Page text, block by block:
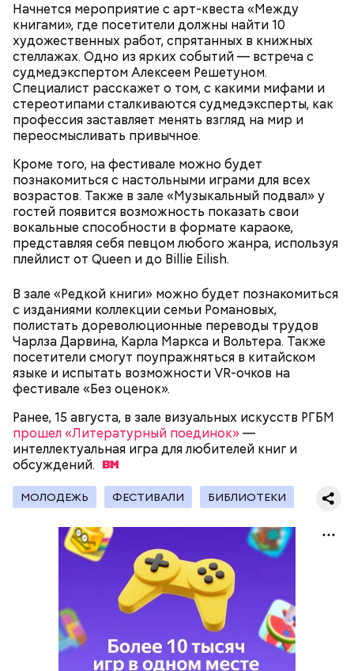
Начнется мероприятие с арт-квеста «Между
книгами», где посетители должны найти 10
художественных работ, спрятанных в книжных
стеллажах. Одно из ярких событий — встреча с
судмедэкспертом Алексеем Решетуном.
Специалист расскажет о том, с какими мифами и
стереотипами сталкиваются судмедэксперты, как
профессия заставляет менять взгляд на мир и
переосмысливать привычное.
Кроме того, на фестивале можно будет
познакомиться с настольными играми для всех
возрастов. Также в зале «Музыкальный подвал» у
гостей появится возможность показать свои
вокальные способности в формате караоке,
представляя себя певцом любого жанра, используя
плейлист от Queen и до Billie Eilish.
В зале «Редкой книги» можно будет познакомиться
с изданиями коллекции семьи Романовых,
полистать дореволюционные переводы трудов
Чарлза Дарвина, Карла Маркса и Вольтера. Также
посетители смогут поупражняться в китайском
языке и испытать возможности VR-очков на
фестивале «Без оценок».
Ранее, 15 августа, в зале визуальных искусств РГБМ
прошел «Литературный поединок»—
интеллектуальная игра для любителей книг и
обсуждений.
МОЛОДЕЖЬ ФЕСТИВАЛИ БИБЛИОТЕКИ
На главной странице сайтаkarta.mos.ruможно
найти тематические подборки скидок и самые
выгодные предложения, которые доступны на
данный момент.
В разделе «Каталог» представлены все
предложения партнеров. В нем можно включить
сортировку по типам льготы, интересующим
товарам и услугам, брендам, станциям метро и
другим.
Где проходит
Маршрут зеленого кольца проходит через:
Долину реки Сетунь;
Парк Фили;
Парк Покровское-Стрешнево;
Тимирязевский парк.
«Кинематографическая лужа»:
булгаковед — о новой
экранизации «Мастера и
Маргариты»
В Большом Гнездниковском переулке Мастер
впервые увидел Маргариту с букетом мимоз в
руках. Именно здесь в доме № 10, где было
московское отделение газеты «Накануне», работал
Михаил Булгаков. Кстати, этот дом упоминается в
сороков».
третьей женой и хранительницей литературного
наследия писателя. Они познакомились в доме №
10, когда были в гостях у общих друзей. Они сразу
влюбились друг в друга, несмотря на то, что оба на
тот момент состояли в браке.
Метароман не для всех: чем
удивит новая экранизация
«Мастера и Маргариты»